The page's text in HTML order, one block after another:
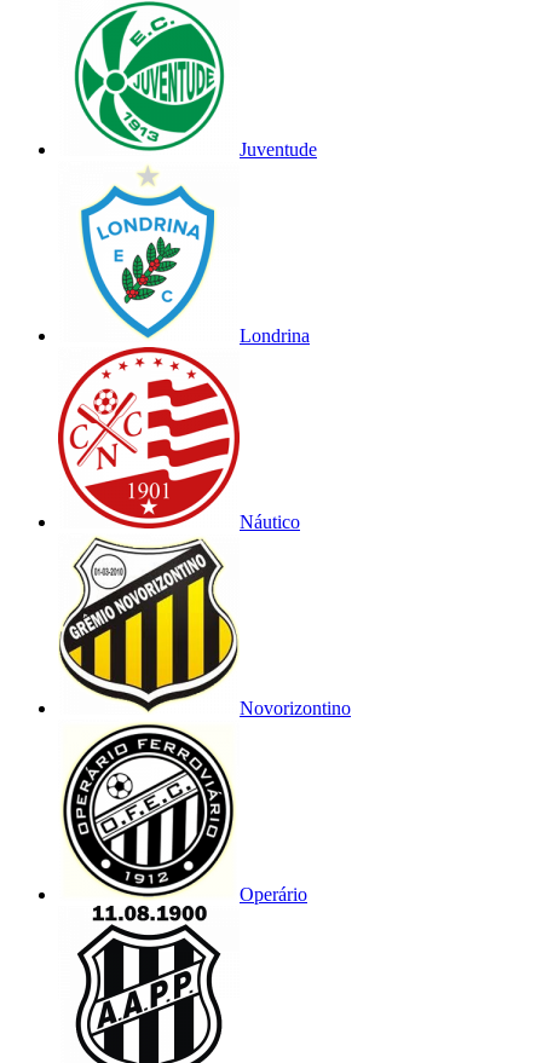
Juventude
Londrina
Náutico
Novorizontino
Operário